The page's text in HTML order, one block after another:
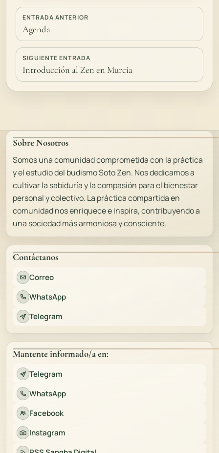
ENTRADA ANTERIOR
Agenda
SIGUIENTE ENTRADA
Introducción al Zen en Murcia
Sobre Nosotros
Somos una comunidad comprometida con la práctica
y el estudio del budismo Soto Zen. Nos dedicamos a
cultivar la sabiduría y la compasión para el bienestar
personal y colectivo. La práctica compartida en
comunidad nos enriquece e inspira, contribuyendo a
una sociedad más armoniosa y consciente.
Contáctanos
Correo
WhatsApp
Telegram
Mantente informado/a en:
Telegram
WhatsApp
Facebook
Instagram